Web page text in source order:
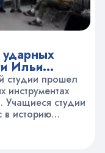
ударных
Ильи
студии прошел
инструментах
Учащиеся студии
в историю
и